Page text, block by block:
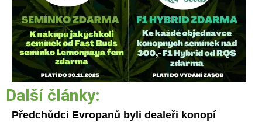
Další články:
Předchůdci Evropanů byli dealeři konopí